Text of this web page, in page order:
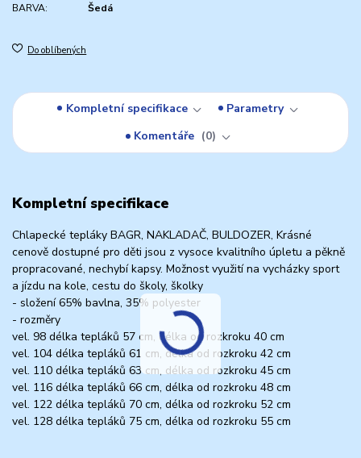
BARVA:
Šedá
Do oblíbených
Kompletní specifikace
Parametry
Komentáře
0
Kompletní specifikace
Chlapecké tepláky BAGR, NAKLADAČ, BULDOZER, Krásné
cenově dostupné pro děti jsou z vysoce kvalitního úpletu a pěkně
propracované, nechybí kapsy. Možnost využití na vycházky sport
a jízdu na kole, cestu do školy, školky
- složení 65% bavlna, 35% polyester
- rozměry
vel. 98 délka tepláků 57 cm, délka od rozkroku 40 cm
vel. 104 délka tepláků 61 cm, délka od rozkroku 42 cm
vel. 110 délka tepláků 63 cm, délka od rozkroku 45 cm
vel. 116 délka tepláků 66 cm, délka od rozkroku 48 cm
vel. 122 délka tepláků 70 cm, délka od rozkroku 52 cm
vel. 128 délka tepláků 75 cm, délka od rozkroku 55 cm